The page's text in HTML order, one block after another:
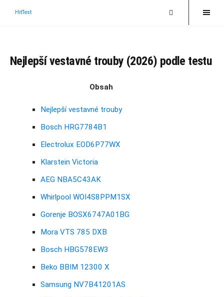
HitTest
Nejlepší vestavné trouby (2026) podle testu
Obsah
Nejlepší vestavné trouby
Bosch HRG7784B1
Electrolux EOD6P77WX
Klarstein Victoria
AEG NBA5C43AK
Whirlpool WOI4S8PPM1SX
Gorenje BOSX6747A01BG
Mora VTS 785 DXB
Bosch HBG578EW3
Beko BBIM 12300 X
Samsung NV7B41201AS